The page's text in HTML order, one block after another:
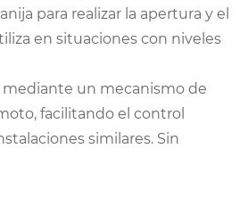
para realizar la apertura y el
en situaciones con niveles
mediante un mecanismo de
facilitando el control
similares. Sin